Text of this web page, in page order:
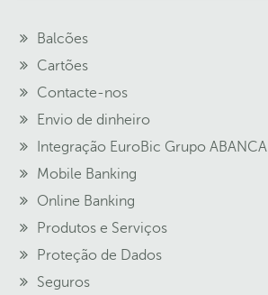
Balcões
Cartões
Contacte-nos
Envio de dinheiro
Integração EuroBic Grupo ABANCA
Mobile Banking
Online Banking
Produtos e Serviços
Proteção de Dados
Seguros